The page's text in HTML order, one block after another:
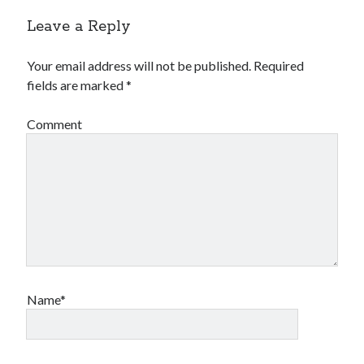
Leave a Reply
Your email address will not be published. Required
fields are marked*
Comment
Name*